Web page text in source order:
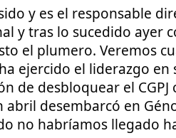
y es el responsable
y tras lo sucedido ayer
el plumero. Veremos
ejercido el liderazgo
de desbloquear el
abril desembarcó en
no habríamos llegado